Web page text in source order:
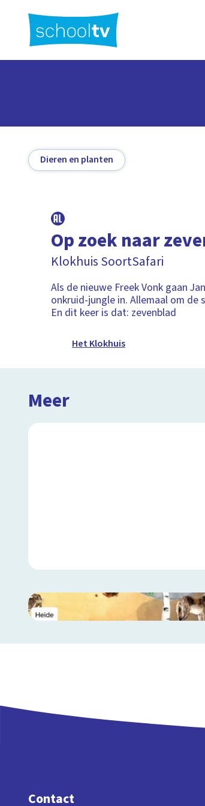
hoofdinhoud
Dieren en planten
Op zoek naar
Klokhuis SoortSafari
Als de nieuwe Freek Vonk gaan
onkruid-jungle in. Allemaal om
En dit keer is dat: zevenblad
Het Klokhuis
Meer
Contact